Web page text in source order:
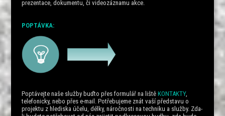
prezentace, dokumentu, či videozáznamu akce.
POPTÁVKA:
Poptávejte naše služby buďto přes formulář na liště KONTAKTY,
telefonicky, nebo přes e-mail. Potřebujeme znát vaší představu o
projektu z hlediska účelu, délky, náročnosti na techniku a služby. Zda-